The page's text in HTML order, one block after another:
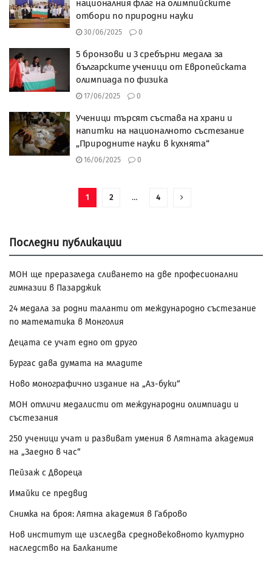
националния флаг на олимпийските
отбори по природни науки
30/06/2025 0
5 бронзови и 3 сребърни медала за
българските ученици от Европейската
олимпиада по физика
17/06/2025 0
Ученици търсят състава на храни и
напитки на националното състезание
„Природните науки в кухнята“
16/06/2025 0
1 2 … 4
Последни публикации
МОН ще преразгледа сливането на две професионални
гимназии в Пазарджик
24 медала за родни таланти от международно състезание
по математика в Монголия
Децата се учат едно от друго
Бургас дава думата на младите
Ново монографично издание на „Аз-буки“
МОН отличи медалисти от международни олимпиади и
състезания
250 ученици учат и развиват умения в Лятната академия
на „Заедно в час“
Пейзаж с Двореца
Имайки се предвид
Снимка на броя: Лятна академия в Габрово
Нов институт ще изследва средновековното културно
наследство на Балканите